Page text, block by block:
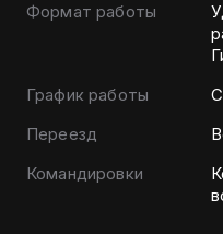
Формат работы
График работы
Переезд
Командировки